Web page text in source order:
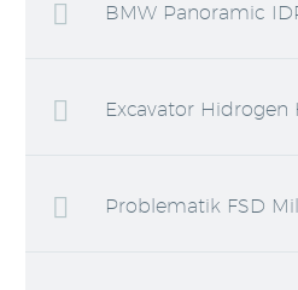
BMW Panoramic
Excavator Hidrogen
Problematik FSD